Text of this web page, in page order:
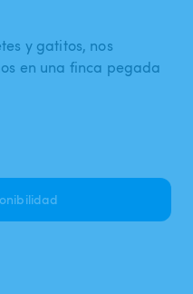
y gatitos, nos
en una finca pegada